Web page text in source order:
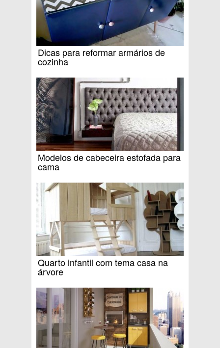
Dicas para reformar armários de
cozinha
Modelos de cabeceira estofada para
cama
Quarto infantil com tema casa na
árvore